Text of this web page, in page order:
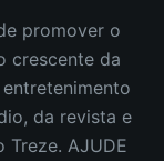
promover o
crescente da
da revista e
AJUDE